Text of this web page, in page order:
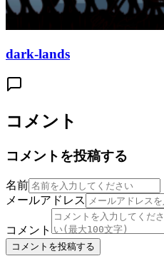
dark-lands
コメント
コメントを投稿する
名前
メールアドレス
コメント
コメントを投稿する